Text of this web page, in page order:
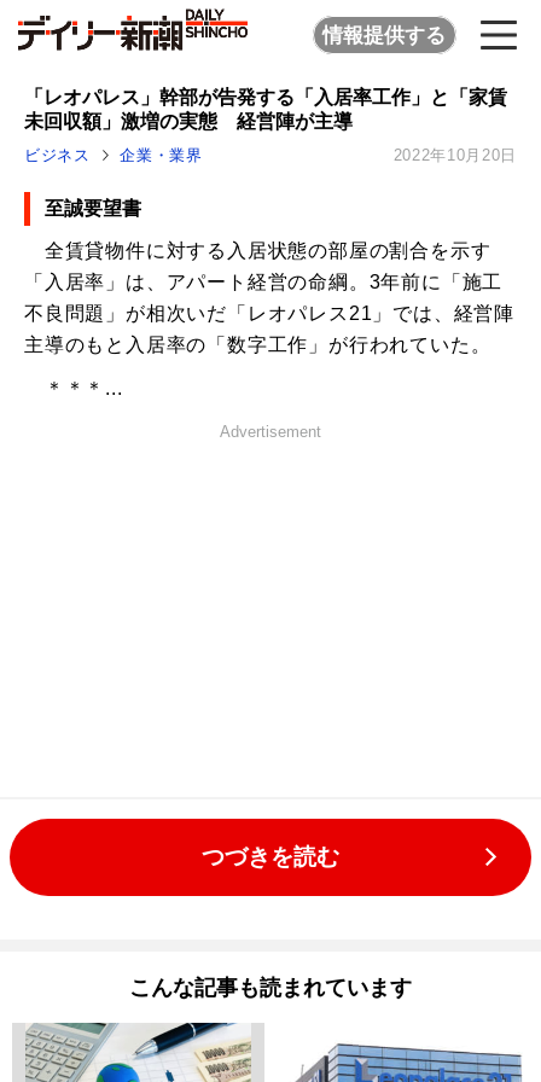
情報提供する
「レオパレス」幹部が告発する「入居率工作」と「家賃
未回収額」激増の実態 経営陣が主導
ビジネス 企業・業界 2022年10月20日
至誠要望書
全賃貸物件に対する入居状態の部屋の割合を示す
「入居率」は、アパート経営の命綱。3年前に「施工
不良問題」が相次いだ「レオパレス21」では、経営陣
主導のもと入居率の「数字工作」が行われていた。
＊＊＊...
Advertisement
つづきを読む
こんな記事も読まれています